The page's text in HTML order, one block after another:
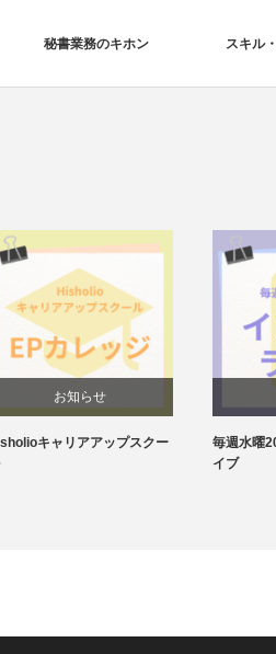
秘書業務のキホン スキル
お知らせ
キャリアアップスクー
毎週水曜
イブ